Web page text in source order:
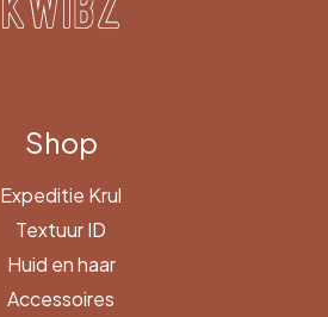
Shop
Expeditie Krul
Textuur ID
Huid en haar
Accessoires